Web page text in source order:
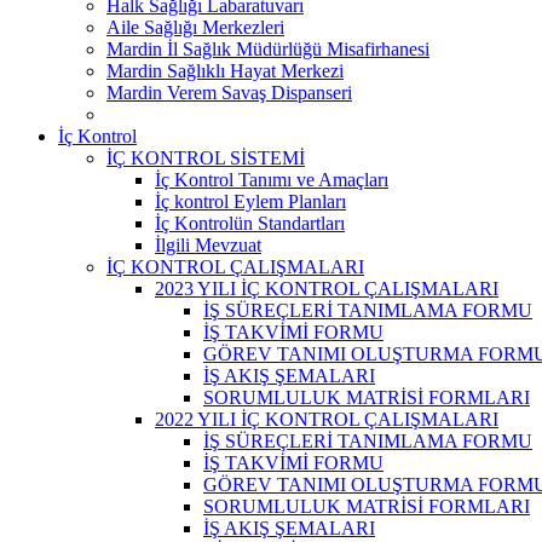
Halk Sağlığı Labaratuvarı
Aile Sağlığı Merkezleri
Mardin İl Sağlık Müdürlüğü Misafirhanesi
Mardin Sağlıklı Hayat Merkezi
Mardin Verem Savaş Dispanseri
İç Kontrol
İÇ KONTROL SİSTEMİ
İç Kontrol Tanımı ve Amaçları
İç kontrol Eylem Planları
İç Kontrolün Standartları
İlgili Mevzuat
İÇ KONTROL ÇALIŞMALARI
2023 YILI İÇ KONTROL ÇALIŞMALARI
İŞ SÜREÇLERİ TANIMLAMA FORMU
İŞ TAKVİMİ FORMU
GÖREV TANIMI OLUŞTURMA
İŞ AKIŞ ŞEMALARI
SORUMLULUK MATRİSİ FORMLARI
2022 YILI İÇ KONTROL ÇALIŞMALARI
İŞ SÜREÇLERİ TANIMLAMA FORMU
İŞ TAKVİMİ FORMU
GÖREV TANIMI OLUŞTURMA
SORUMLULUK MATRİSİ FORMLARI
İŞ AKIŞ ŞEMALARI